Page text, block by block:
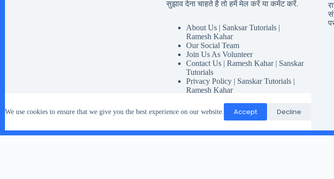
We use cookies to ensure that we give you the best experience on our website. Accept Decline
सुझाव देना चाहते है तो हमें मेल करें या कमेंट करें.
About Us | Sanksar Tutorials |
Ramesh Kahar
Our Social Team
Join Us As Volunteer
Contact Us | Ramesh Kahar | Sanskar
Tutorials
Privacy Policy | Sanskar Tutorials |
Ramesh Kahar
Our Social Responsibility
Terms And Conditions